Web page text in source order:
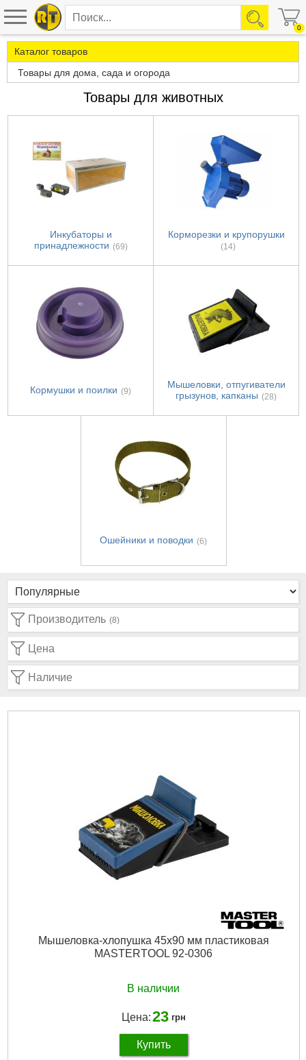
0
Каталог товаров
Товары для дома, сада и огорода
Товары для животных
Инкубаторы и
принадлежности (69)
Корморезки и крупорушки
(14)
Кормушки и поилки (9)
Мышеловки, отпугиватели
грызунов, капканы (28)
Ошейники и поводки (6)
Производитель (8)
Цена
Наличие
Мышеловка-хлопушка 45х90 мм пластиковая
MASTERTOOL 92-0306
В наличии
Цена:23 грн
Купить